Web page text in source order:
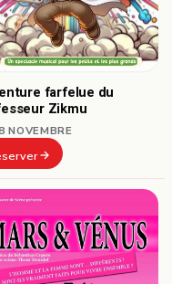
farfelue du
Zikmu
NOVEMBRE